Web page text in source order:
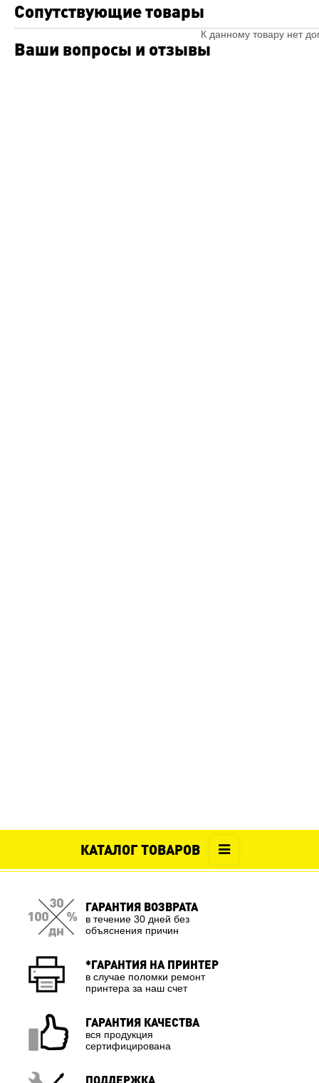
Сопутствующие товары
К данному товару нет
Ваши вопросы и отзывы
КАТАЛОГ ТОВАРОВ
ГАРАНТИЯ ВОЗВРАТА
в течение 30 дней без
объяснения причин
*ГАРАНТИЯ НА ПРИНТЕР
в случае поломки ремонт
принтера за наш счет
ГАРАНТИЯ КАЧЕСТВА
вся продукция
сертифицирована
ПОДДЕРЖКА